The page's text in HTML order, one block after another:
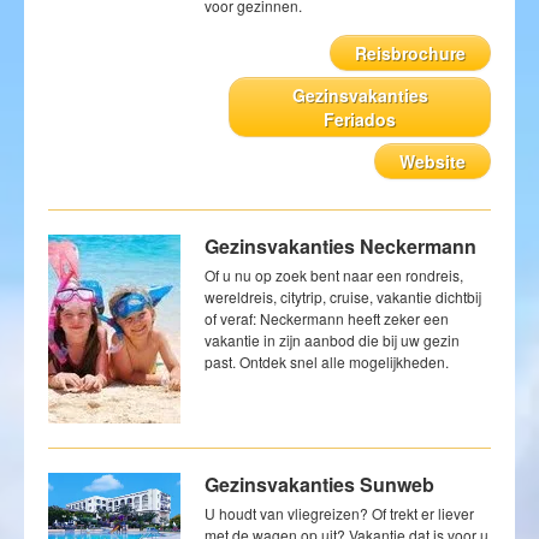
voor gezinnen.
Reisbrochure
Gezinsvakanties
Feriados
Website
Gezinsvakanties Neckermann
Of u nu op zoek bent naar een rondreis,
wereldreis, citytrip, cruise, vakantie dichtbij
of veraf: Neckermann heeft zeker een
vakantie in zijn aanbod die bij uw gezin
past. Ontdek snel alle mogelijkheden.
Gezinsvakanties Sunweb
U houdt van vliegreizen? Of trekt er liever
met de wagen op uit? Vakantie dat is voor u